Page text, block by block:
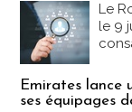
Le
le 9
Emirates lance
ses équipages